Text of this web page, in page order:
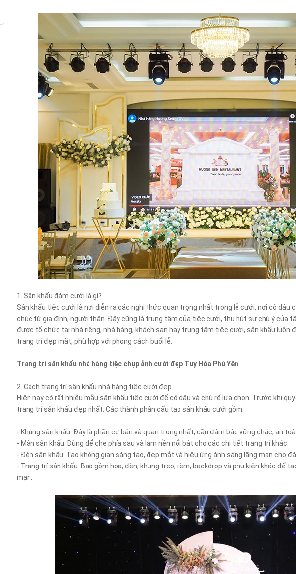
1. Sân khấu đám cưới là gì?
Sân khấu tiệc cưới là nơi diễn ra các nghi thức quan trọng nhất trong lễ cưới, nơi cô dâu
chúc từ gia đình, người thân. Đây cũng là trung tâm của tiệc cưới, thu hút sự chú ý của
được tổ chức tại nhà riêng, nhà hàng, khách sạn hay trung tâm tiệc cưới, sân khấu luôn
trang trí đẹp mắt, phù hợp với phong cách buổi lễ.
Trang trí sân khấu nhà hàng tiệc chụp ảnh cưới đẹp Tuy Hòa Phú Yên
2. Cách trang trí sân khấu nhà hàng tiệc cưới đẹp
Hiện nay có rất nhiều mẫu sân khấu tiệc cưới để cô dâu và chú rể lựa chọn. Trước khi
trang trí sân khấu đẹp nhất. Các thành phần cấu tạo sân khấu cưới gồm:
- Khung sân khấu: Đây là phần cơ bản và quan trọng nhất, cần đảm bảo vững chắc, an
- Màn sân khấu: Dùng để che phía sau và làm nền nổi bật cho các chi tiết trang trí khác.
- Đèn sân khấu: Tạo không gian sáng tạo, đẹp mắt và hiệu ứng ánh sáng lãng mạn cho
- Trang trí sân khấu: Bao gồm hoa, đèn, khung treo, rèm, backdrop và phụ kiện khác để
mạn.